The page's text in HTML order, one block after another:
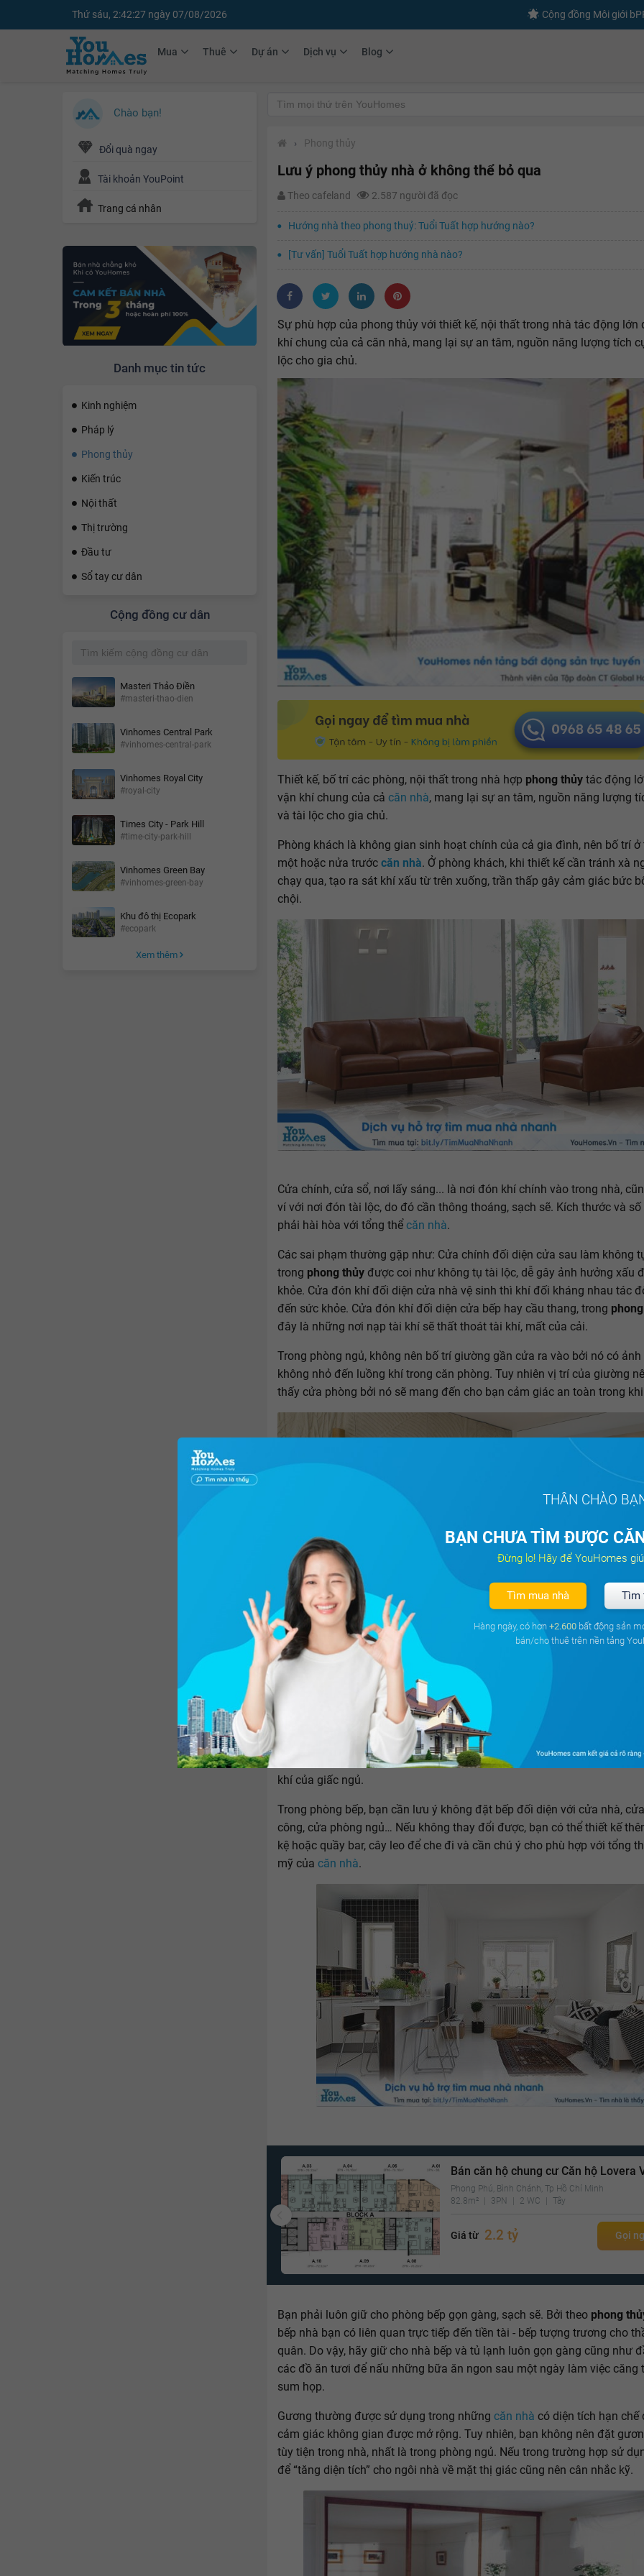
Thứ sáu, 2:42:28 ngày 07/08/2026 Cộng đồng Môi giới
Mua Thuê Dự án Dịch vụ Blog
Chào bạn!
Đổi quà ngay
Tài khoản YouPoint
Trang cá nhân
Danh mục tin tức
Kinh nghiệm
Pháp lý
Phong thủy
Kiến trúc
Nội thất
Thị trường
Đầu tư
Sổ tay cư dân
Cộng đồng cư dân
Masteri Thảo Điền
#masteri-thao-dien
Vinhomes Central Park
#vinhomes-central-park
Vinhomes Royal City
#royal-city
Times City - Park Hill
#time-city-park-hill
Vinhomes Green Bay
#vinhomes-green-bay
Khu đô thị Ecopark
#ecopark
Xem thêm
› Phong thủy
Lưu ý phong thủy nhà ở không thể bỏ qua
Theo cafeland 2.587 người đã đọc
Hướng nhà theo phong thuỷ: Tuổi Tuất hợp hướng nào?
[Tư vấn] Tuổi Tuất hợp hướng nhà nào?
Sự phù hợp của phong thủy với thiết kế, nội thất trong nhà tác động lớn
khí chung của cả căn nhà, mang lại sự an tâm, nguồn năng lượng tích
lộc cho gia chủ.
Thiết kế, bố trí các phòng, nội thất trong nhà hợp phong thủy tác động
vận khí chung của cả căn nhà, mang lại sự an tâm, nguồn năng lượng
và tài lộc cho gia chủ.
Phòng khách là không gian sinh hoạt chính của cả gia đình, nên bố trí ở
một hoặc nửa trước căn nhà. Ở phòng khách, khi thiết kế cần tránh xà
chạy qua, tạo ra sát khí xấu từ trên xuống, trần thấp gây cảm giác bức
chội.
Cửa chính, cửa sổ, nơi lấy sáng... là nơi đón khí chính vào trong nhà,
ví với nơi đón tài lộc, do đó cần thông thoáng, sạch sẽ. Kích thước và
phải hài hòa với tổng thể căn nhà.
Các sai phạm thường gặp như: Cửa chính đối diện cửa sau làm không
trong phong thủy được coi như không tụ tài lộc, dễ gây ảnh hưởng xấu
khỏe. Cửa đón khí đối diện cửa nhà vệ sinh thì khí đối kháng nhau tác
đến sức khỏe. Cửa đón khí đối diện cửa bếp hay cầu thang, trong
đây là những nơi nạp tài khí sẽ thất thoát tài khí, mất của cải.
Trong phòng ngủ, không nên bố trí giường gần cửa ra vào bởi nó có
không nhỏ đến luồng khí trong căn phòng. Tuy nhiên vị trí của giường
thấy cửa phòng bởi nó sẽ mang đến cho bạn cảm giác an toàn trong
Không nên bày các thiết bị điện tử trong phòng ngủ bởi chúng sẽ khiến
tâm và khó có thể ngủ ngon. Nếu có, tốt nhất nên sử dụng rèm che lại
đi ngủ. Nếu phòng ngủ của bạn có nhà vệ sinh bên trong, hãy đóng cửa
tắm, nhà vệ sinh để sự uế tạp ở khu vực này không làm ảnh hưởng đến
khí của giấc ngủ.
Trong phòng bếp, bạn cần lưu ý không đặt bếp đối diện với cửa nhà,
công, cửa phòng ngủ… Nếu không thay đổi được, bạn có thể thiết kế
kệ hoặc quầy bar, cây leo để che đi và cần chú ý cho phù hợp với tổng
mỹ của căn nhà.
Bán căn hộ chung cư Căn hộ Lovera
Phong Phú, Bình Chánh, Tp Hồ Chí Minh
82.8m²
3PN 2 WC Tây
Giá từ 2.2 tỷ Gọi
Bạn phải luôn giữ cho phòng bếp gọn gàng, sạch sẽ. Bởi theo phong
bếp nhà bạn có liên quan trực tiếp đến tiền tài - bếp tượng trương cho
quân. Do vậy, hãy giữ cho nhà bếp và tủ lạnh luôn gọn gàng cũng như
các đồ ăn tươi để nấu những bữa ăn ngon sau một ngày làm việc căng
sum họp.
Gương thường được sử dụng trong những căn nhà có diện tích hạn chế
cảm giác không gian được mở rộng. Tuy nhiên, bạn không nên đặt
tùy tiện trong nhà, nhất là trong phòng ngủ. Nếu trong trường hợp sử
để “tăng diện tích” cho ngôi nhà về mặt thị giác cũng nên cân nhắc kỹ.
THÂN CHÀO
BẠN CHƯA TÌM ĐƯỢC
Đừng lo! Hãy để YouHomes
Tìm mua nhà Tìm
Hàng ngày, có hơn +2.600 bất động sản
bán/cho thuê trên nền tảng